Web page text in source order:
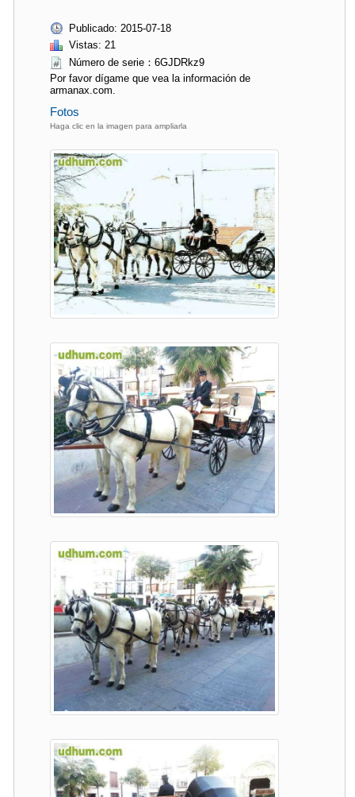
Publicado: 2015-07-18
Vistas: 21
Número de serie：6GJDRkz9
Por favor dígame que vea la información de
armanax.com.
Fotos
Haga clic en la imagen para ampliarla